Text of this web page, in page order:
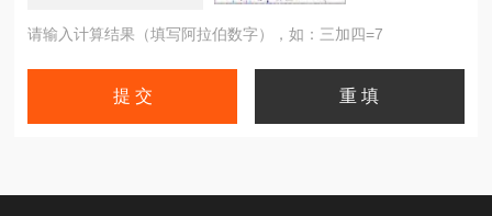
请输入计算结果（填写阿拉伯数字），如：三加四=7